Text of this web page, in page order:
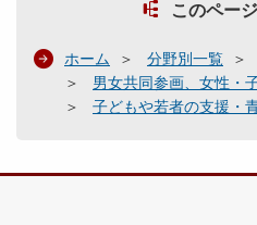
このペー
ホーム 分野別一覧
男女共同参画、女性・
子どもや若者の支援・